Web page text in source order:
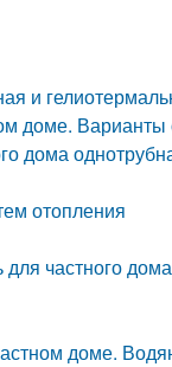
и
доме.
дома
отопления
частного дома
доме.